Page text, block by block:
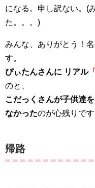
になる。申し訳ない。(
た。。。)
みんな、ありがとう！
す。
ぴぃたんさんに リアル
のと、
こだっくさんが子供達
なかったのが心残りです
帰路